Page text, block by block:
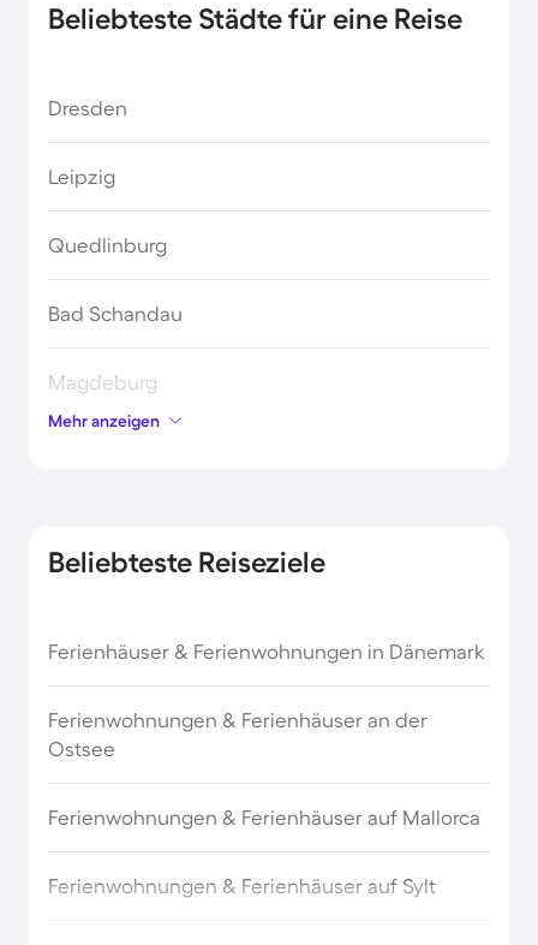
Beliebteste Städte für eine Reise
Dresden
Leipzig
Quedlinburg
Bad Schandau
Magdeburg
Wendisch Rietz
Werder (Havel)
Mehr anzeigen
Beliebteste Reiseziele
Ferienhäuser & Ferienwohnungen in Dänemark
Ferienwohnungen & Ferienhäuser an der
Ostsee
Ferienwohnungen & Ferienhäuser auf Mallorca
Ferienwohnungen & Ferienhäuser auf Sylt